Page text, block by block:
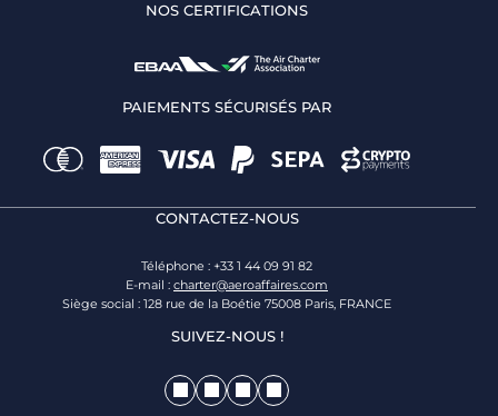
NOS CERTIFICATIONS
PAIEMENTS SÉCURISÉS PAR
CONTACTEZ-NOUS
Téléphone : +33 1 44 09 91 82
E-mail : charter@aeroaffaires.com
Siège social : 128 rue de la Boétie 75008 Paris, FRANCE
SUIVEZ-NOUS !